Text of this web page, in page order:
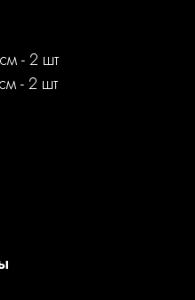
- 2 шт
- 2 шт